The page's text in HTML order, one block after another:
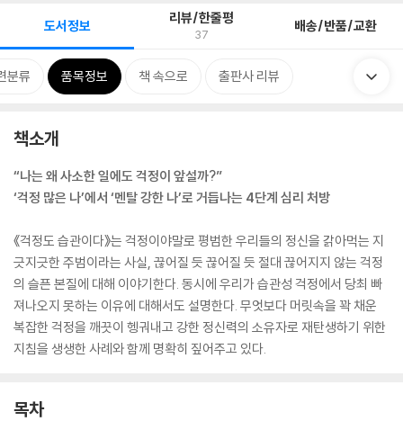
도서정보 리뷰/한줄평
37 배송/반품/교환
분류 품목정보 책 속으로 출판사 리뷰
책소개
“나는 왜 사소한 일에도 걱정이 앞설까?”
‘걱정 많은 나’에서 ‘멘탈 강한 나’로 거듭나는 4단계 심리 처방
《걱정도 습관이다》는 걱정이야말로 평범한 우리들의 정신을 갉아먹는 지
긋지긋한 주범이라는 사실, 끊어질 듯 끊어질 듯 절대 끊어지지 않는 걱정
의 슬픈 본질에 대해 이야기한다. 동시에 우리가 습관성 걱정에서 당최 빠
져나오지 못하는 이유에 대해서도 설명한다. 무엇보다 머릿속을 꽉 채운
복잡한 걱정을 깨끗이 헹궈내고 강한 정신력의 소유자로 재탄생하기 위한
지침을 생생한 사례와 함께 명확히 짚어주고 있다.
목차